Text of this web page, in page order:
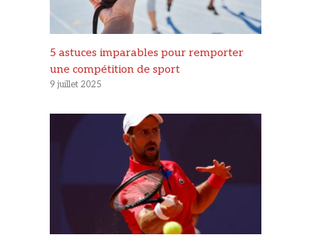
5 astuces imparables pour remporter
une compétition de sport
9 juillet 2025